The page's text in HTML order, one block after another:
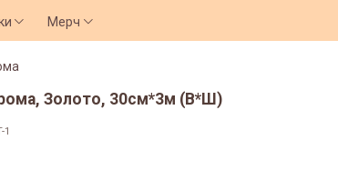
Мерч
Золото, 30см*3м (В*Ш)
1